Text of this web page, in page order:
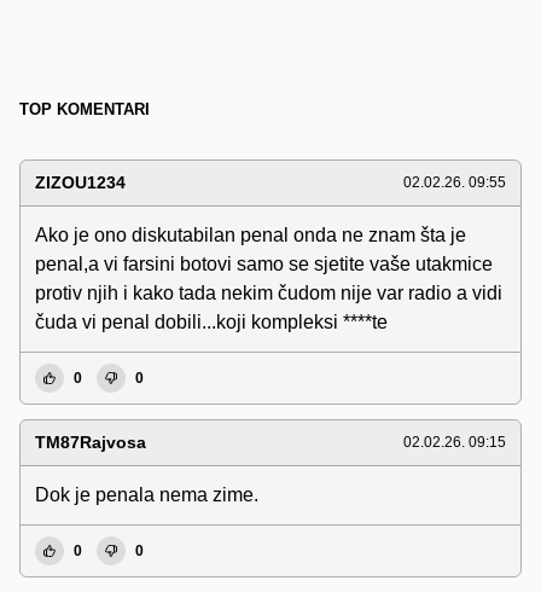
TOP KOMENTARI
ZIZOU1234 02.02.26. 09:55
Ako je ono diskutabilan penal onda ne znam šta je
penal,a vi farsini botovi samo se sjetite vaše utakmice
protiv njih i kako tada nekim čudom nije var radio a vidi
čuda vi penal dobili...koji kompleksi ****te
0 0
TM87Rajvosa 02.02.26. 09:15
Dok je penala nema zime.
0 0